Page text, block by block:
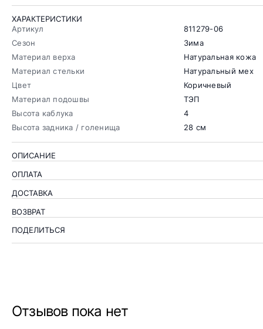
ХАРАКТЕРИСТИКИ
Артикул
811279-06
Сезон
Зима
Материал верха
Натуральная кожа
Материал стельки
Натуральный мех
Цвет
Коричневый
Материал подошвы
ТЭП
Высота каблука
4
Высота задника / голенища
28 см
ОПИСАНИЕ
ОПЛАТА
ДОСТАВКА
ВОЗВРАТ
ПОДЕЛИТЬСЯ
Отзывов пока нет